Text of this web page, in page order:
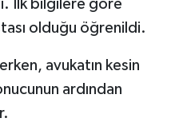
İlk bilgilere göre
olduğu öğrenildi.
avukatın kesin
ardından